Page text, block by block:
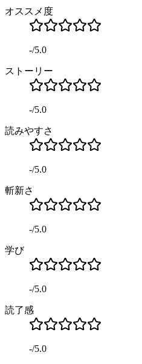
オススメ度
-/5.0
ストーリー
-/5.0
読みやすさ
-/5.0
斬新さ
-/5.0
学び
-/5.0
読了感
-/5.0